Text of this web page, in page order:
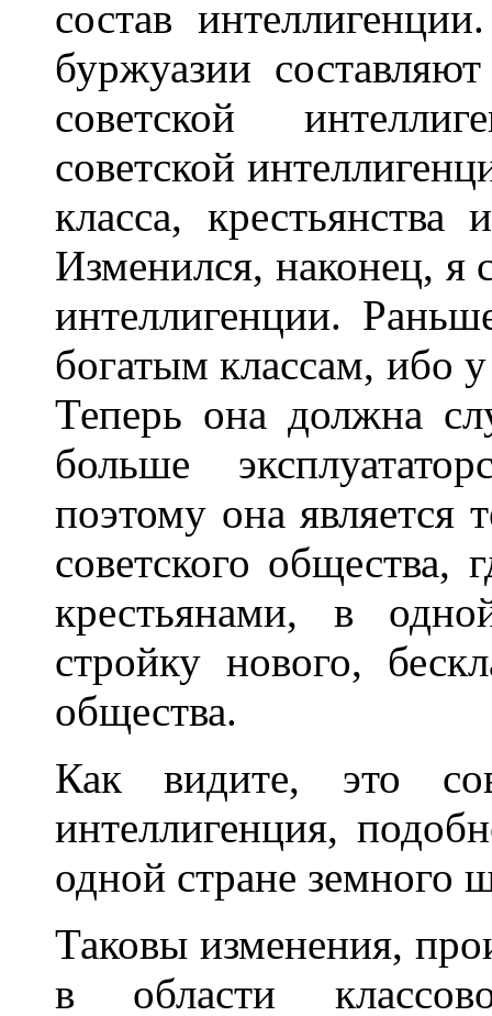
состав
буржуазии
советской
советской
класса,
Изменился, наконец, я
интеллигенции.
богатым классам, ибо
Теперь она должна
больше
поэтому она является
советского общества,
крестьянами, в
стройку нового,
общества.
Как видите, это
интеллигенция,
одной стране земного
Таковы изменения,
в области